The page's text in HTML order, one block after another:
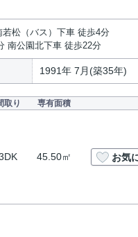
松（バス）下車 徒歩4分
南公園北下車 徒歩22分
1991年 7月(築35年)
取り 専有面積
45.50㎡ お気